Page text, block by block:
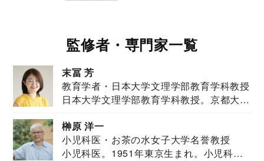
監修者・専門家一覧
末冨 芳
教育学者・日本大学文理学部教育学科教授
日本大学文理学部教育学科教授。京都大学
榊原 洋一
小児科医・お茶の水女子大学名誉教授
小児科医。1951年東京生まれ。小児科